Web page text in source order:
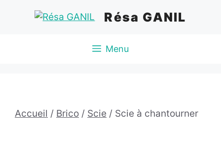
Résa GANIL
Menu
Accueil / Brico / Scie / Scie à chantourner